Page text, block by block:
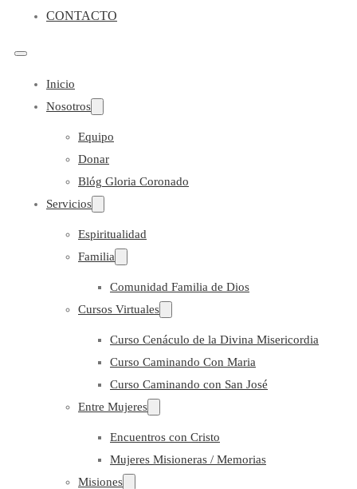
CONTACTO
Inicio
Nosotros
Equipo
Donar
Blóg Gloria Coronado
Servicios
Espiritualidad
Familia
Comunidad Familia de Dios
Cursos Virtuales
Curso Cenáculo de la Divina Misericordia
Curso Caminando Con Maria
Curso Caminando con San José
Entre Mujeres
Encuentros con Cristo
Mujeres Misioneras / Memorias
Misiones